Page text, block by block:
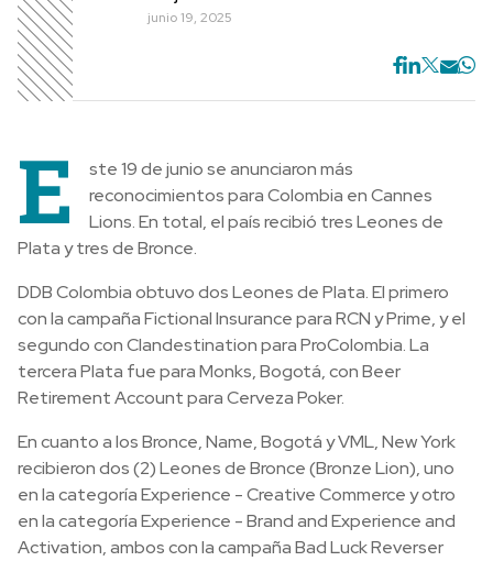
junio 19, 2025
E
ste 19 de junio se anunciaron más
reconocimientos para Colombia en Cannes
Lions. En total, el país recibió tres Leones de
Plata y tres de Bronce.
DDB Colombia obtuvo dos Leones de Plata. El primero
con la campaña Fictional Insurance para RCN y Prime, y el
segundo con Clandestination para ProColombia. La
tercera Plata fue para Monks, Bogotá, con Beer
Retirement Account para Cerveza Poker.
En cuanto a los Bronce, Name, Bogotá y VML, New York
recibieron dos (2) Leones de Bronce (Bronze Lion), uno
en la categoría Experience - Creative Commerce y otro
en la categoría Experience - Brand and Experience and
Activation, ambos con la campaña Bad Luck Reverser